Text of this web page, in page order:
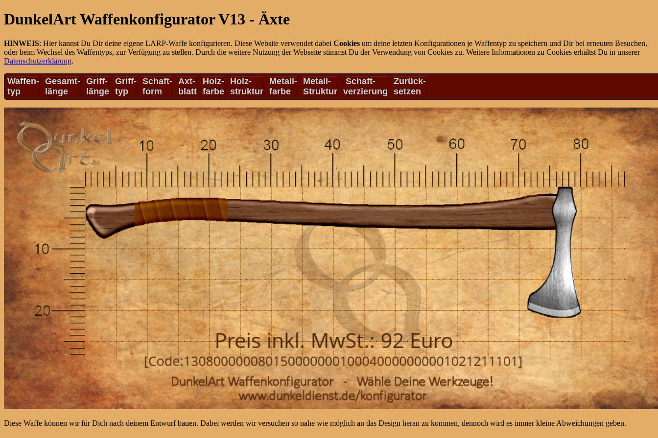
DunkelArt Waffenkonfigurator V13 - Äxte
HINWEIS: Hier kannst Du Dir deine eigene LARP-Waffe konfigurieren. Diese Website verwendet dabei Cookies um deine letzten Konfigurationen je Waffentyp zu speichern und Dir bei erneuten Besuchen,
oder beim Wechsel des Waffentyps, zur Verfügung zu stellen. Durch die weitere Nutzung der Webseite stimmst Du der Verwendung von Cookies zu. Weitere Informationen zu Cookies erhältst Du in unserer
Datenschutzerklärung.
Waffen-
typ
Gesamt-
länge
Griff-
länge
Griff-
typ
Schaft-
form
Axt-
blatt
Holz-
farbe
Holz-
struktur
Metall-
farbe
Metall-
Struktur
Schaft-
verzierung
Zurück-
setzen
Diese Waffe können wir für Dich nach deinem Entwurf bauen. Dabei werden wir versuchen so nahe wie möglich an das Design heran zu kommen, dennoch wird es immer kleine Abweichungen geben.